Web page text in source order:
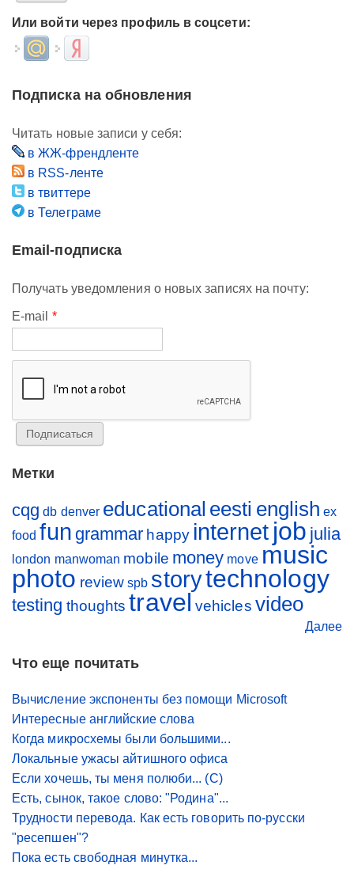
Или войти через профиль в соцсети:
Login with Mail.ruLogin with Яндекс
Подписка на обновления
Читать новые записи у себя:
в ЖЖ-френдленте
в RSS-ленте
в твиттере
в Телеграме
Email-подписка
Получать уведомления о новых записях на почту:
E-mail *
Метки
cqg db denver educational eesti english ex
food fun grammar happy internet job julia
london manwoman mobile money move music
photo review spb storytechnology
testing thoughts travel vehicles video
Далее
Что еще почитать
Вычисление экспоненты без помощи Microsoft
Интересные английские слова
Когда микросхемы были большими...
Локальные ужасы айтишного офиса
Если хочешь, ты меня полюби... (С)
Есть, сынок, такое слово: "Родина"...
Трудности перевода. Как есть говорить по-русски
"ресепшен"?
Пока есть свободная минутка...